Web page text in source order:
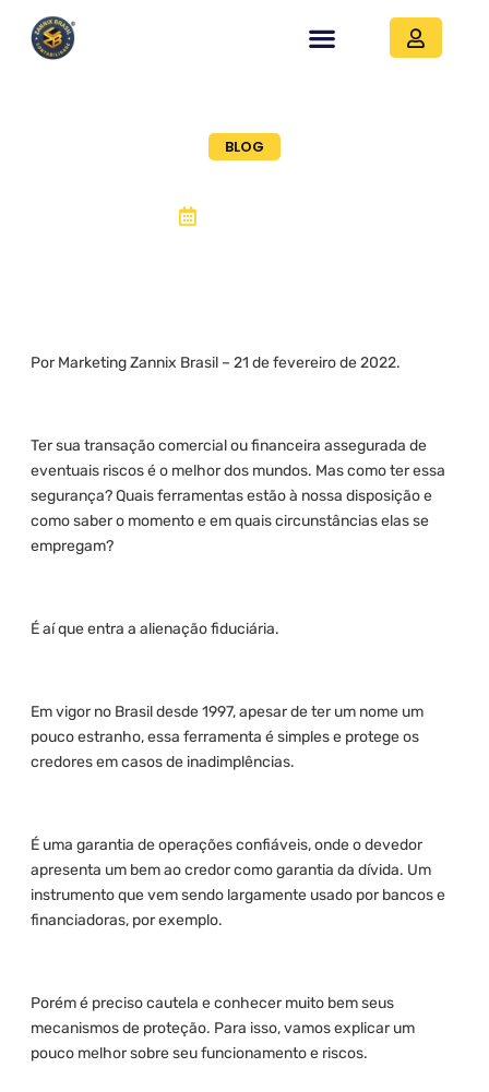
BLOG
Por Marketing Zannix Brasil – 21 de fevereiro de 2022.
Ter sua transação comercial ou financeira assegurada de
eventuais riscos é o melhor dos mundos. Mas como ter essa
segurança? Quais ferramentas estão à nossa disposição e
como saber o momento e em quais circunstâncias elas se
empregam?
É aí que entra a alienação fiduciária.
Em vigor no Brasil desde 1997, apesar de ter um nome um
pouco estranho, essa ferramenta é simples e protege os
credores em casos de inadimplências.
É uma garantia de operações confiáveis, onde o devedor
apresenta um bem ao credor como garantia da dívida. Um
instrumento que vem sendo largamente usado por bancos e
financiadoras, por exemplo.
Porém é preciso cautela e conhecer muito bem seus
mecanismos de proteção. Para isso, vamos explicar um
pouco melhor sobre seu funcionamento e riscos.